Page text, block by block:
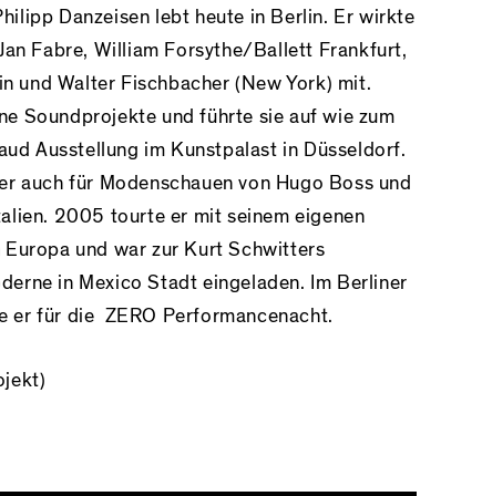
Danzeisen lebt heute in Berlin. Er wirkte
Fabre, William Forsythe/Ballett Frankfurt,
und Walter Fischbacher (New York) mit.
Soundprojekte und führte sie auf wie zum
Ausstellung im Kunstpalast in Düsseldorf.
auch für Modenschauen von Hugo Boss und
2005 tourte er mit seinem eigenen
Europa und war zur Kurt Schwitters
in Mexico Stadt eingeladen. Im Berliner
er für die ZERO Performancenacht.